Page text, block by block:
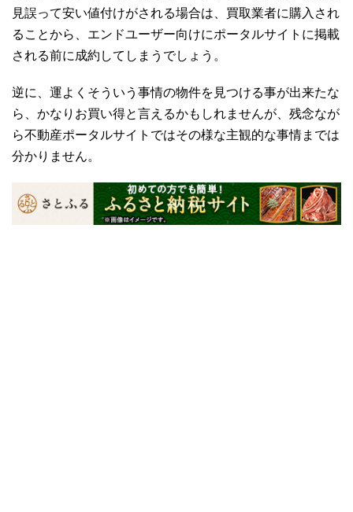
見誤って安い値付けがされる場合は、買取業者に購入され
ることから、エンドユーザー向けにポータルサイトに掲載
される前に成約してしまうでしょう。
逆に、運よくそういう事情の物件を見つける事が出来たな
ら、かなりお買い得と言えるかもしれませんが、残念なが
ら不動産ポータルサイトではその様な主観的な事情までは
分かりません。